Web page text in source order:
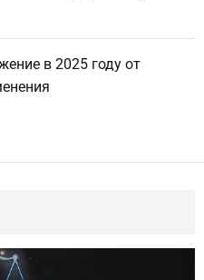
в 2025 году от